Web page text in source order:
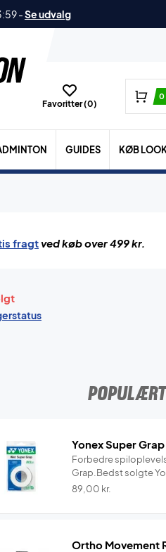
-Se udvalg
Favoritter (0)
0
GUIDES KØB
fragtved køb over 499 kr.
Yonex Super
Forbedre
Grap.Bedst solgte
89,00 kr.
Ortho Movement